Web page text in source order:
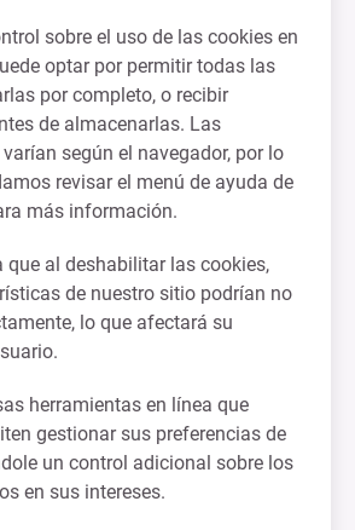
sobre el uso de las cookies en
optar por permitir todas las
por completo, o recibir
de almacenarlas. Las
según el navegador, por lo
revisar el menú de ayuda de
más información.
que al deshabilitar las cookies,
de nuestro sitio podrían no
lo que afectará su
herramientas en línea que
gestionar sus preferencias de
un control adicional sobre los
en sus intereses.